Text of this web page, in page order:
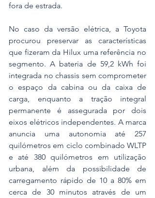
fora de estrada.
No caso da versão elétrica, a Toyota
procurou preservar as características
que fizeram da Hilux uma referência no
segmento. A bateria de 59,2 kWh foi
integrada no chassis sem comprometer
o espaço da cabina ou da caixa de
carga, enquanto a tração integral
permanente é assegurada por dois
eixos elétricos independentes. A marca
anuncia uma autonomia até 257
quilómetros em ciclo combinado WLTP
e até 380 quilómetros em utilização
urbana, além da possibilidade de
carregamento rápido de 10 a 80% em
cerca de 30 minutos através de um